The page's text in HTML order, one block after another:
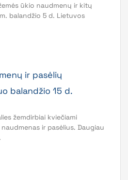
ūkio naudmenų ir kitų
balandžio 5 d. Lietuvos
ir pasėlių
balandžio 15 d.
žemdirbiai kviečiami
ir pasėlius. Daugiau